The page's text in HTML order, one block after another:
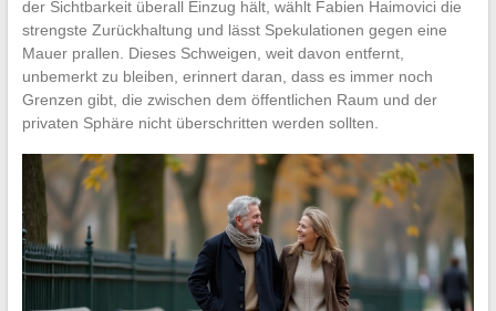
der Sichtbarkeit überall Einzug hält, wählt Fabien Haimovici die
strengste Zurückhaltung und lässt Spekulationen gegen eine
Mauer prallen. Dieses Schweigen, weit davon entfernt,
unbemerkt zu bleiben, erinnert daran, dass es immer noch
Grenzen gibt, die zwischen dem öffentlichen Raum und der
privaten Sphäre nicht überschritten werden sollten.